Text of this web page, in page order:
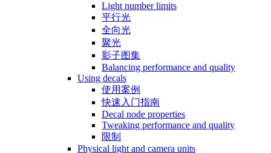
Light number limits
平行光
全向光
聚光
影子图集
Balancing performance and quality
Using decals
使用案例
快速入门指南
Decal node properties
Tweaking performance and quality
限制
Physical light and camera units